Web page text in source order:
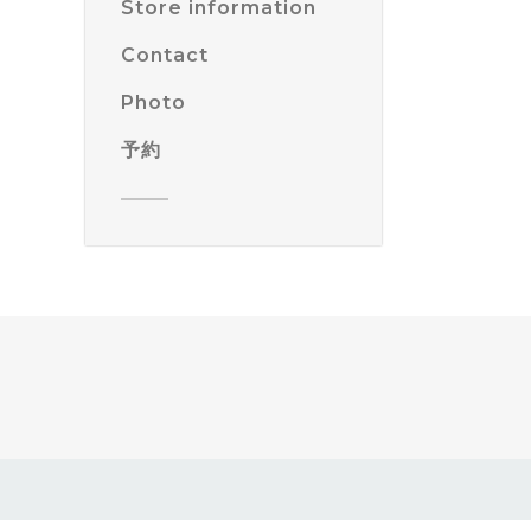
Store information
Contact
Photo
予約